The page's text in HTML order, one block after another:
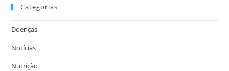
Categorias
Doenças
Notícias
Nutrição